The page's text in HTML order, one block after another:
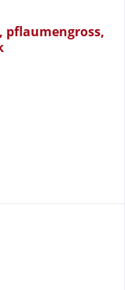
pflaumengross,